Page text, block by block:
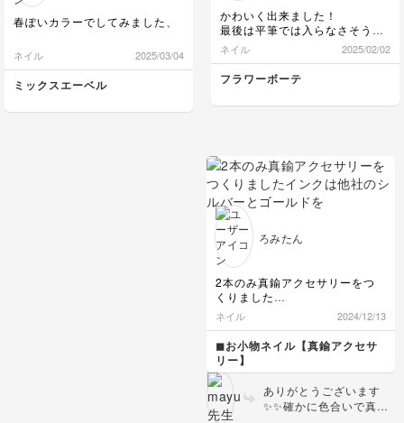
春ぽいカラーでしてみました、
ネイル 2025/03/04
ミックスエーベル
かわいく出来ました！
最後は平筆では入らなさそう
で、小さいオーバル筆で描きま
した。
次は平筆でかききれるように、
調整しながらチャレンジしたい
ネイル 2025/02/02
フラワーボーテ
ろみたん
2本のみ真鍮アクセサリーをつ
くりました
インクは他社のシルバーとゴー
ルドを使ったので色が薄かった
みたいで黒い方が真鍮に見えま
すね
また練習します
ネイル 2024/12/13
◼︎お小物ネイル【真鍮アクセサ
リー】
ありがとうございます
✨✨確かに色合いで真鍮